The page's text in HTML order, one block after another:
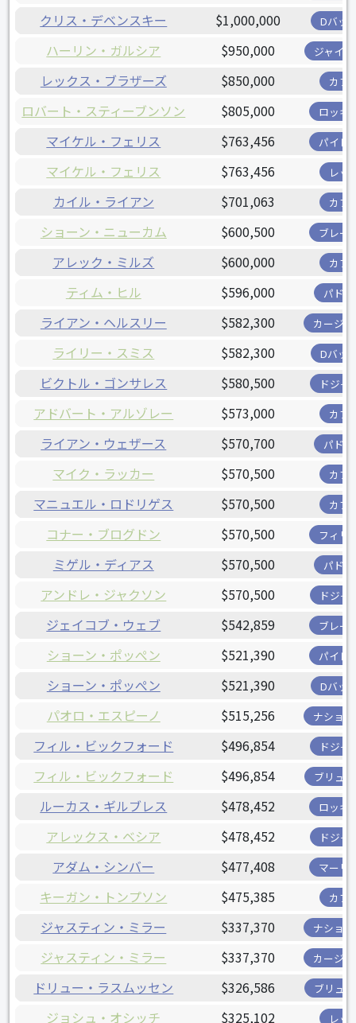
クリス・デベンスキー $1,000,000 Dバッ
ハーリン・ガルシア $950,000 ジャイ
レックス・ブラザーズ $850,000 カブ
ロバート・スティーブンソン $805,000 ロッキ
マイケル・フェリス $763,456 パイレ
マイケル・フェリス $763,456 レッ
カイル・ライアン $701,063 カブ
ショーン・ニューカム $600,500 ブレー
アレック・ミルズ $600,000 カブ
ティム・ヒル $596,000 パド
ライアン・ヘルスリー $582,300 カージ
ライリー・スミス $582,300 Dバッ
ビクトル・ゴンサレス $580,500 ドジャ
アドバート・アルゾレー $573,000 カブ
ライアン・ウェザース $570,700 パド
マイク・ラッカー $570,500 カブ
マニュエル・ロドリゲス $570,500 カブ
コナー・ブログドン $570,500 フィリ
ミゲル・ディアス $570,500 パド
アンドレ・ジャクソン $570,500 ドジャ
ジェイコブ・ウェブ $542,859 ブレー
ショーン・ポッぺン $521,390 パイレ
ショーン・ポッぺン $521,390 Dバッ
パオロ・エスピーノ $515,256 ナショ
フィル・ビックフォード $496,854 ドジャ
フィル・ビックフォード $496,854 ブリュ
ルーカス・ギルブレス $478,452 ロッキ
アレックス・ベシア $478,452 ドジャ
アダム・シンバー $477,408 マーリ
キーガン・トンプソン $475,385 カブ
ジャスティン・ミラー $337,370 ナショ
ジャスティン・ミラー $337,370 カージ
ドリュー・ラスムッセン $326,586 ブリュ
ジョシュ・オシッチ $325,102 レッ